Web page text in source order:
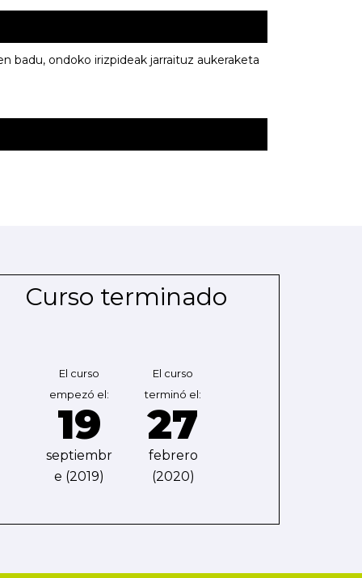
badu, ondoko irizpideak jarraituz aukeraketa
Curso terminado
El curso
empezó el:
19
septiembr
e (2019)
El curso
terminó el:
27
febrero
(2020)